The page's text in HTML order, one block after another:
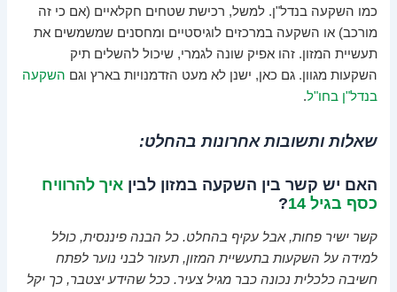
כמו השקעה בנדל"ן. למשל, רכישת שטחים חקלאיים (אם כי זה
מורכב) או השקעה במרכזים לוגיסטיים ומחסנים שמשמשים את
תעשיית המזון. זהו אפיק שונה לגמרי, שיכול להשלים תיק
השקעות מגוון. גם כאן, ישנן לא מעט הזדמנויות בארץ וגם השקעה
בנדל"ן בחו"ל.
שאלות ותשובות אחרונות בהחלט:
האם יש קשר בין השקעה במזון לביןאיך להרוויח
כסף בגיל 14
?
קשר ישיר פחות, אבל עקיף בהחלט. כל הבנה פיננסית, כולל
למידה על השקעות בתעשיית המזון, תעזור לבני נוער לפתח
חשיבה כלכלית נכונה כבר מגיל צעיר. ככל שהידע יצטבר, כך יקל